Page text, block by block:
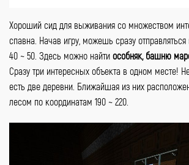
Хороший сид для выживания со множеством
спавна. Начав игру, можешь сразу отправляться
40 ~ 50. Здесь можно найти особняк, башню
Сразу три интересных объекта в одном месте!
есть две деревни. Ближайшая из них
лесом по координатам 190 ~ 220.